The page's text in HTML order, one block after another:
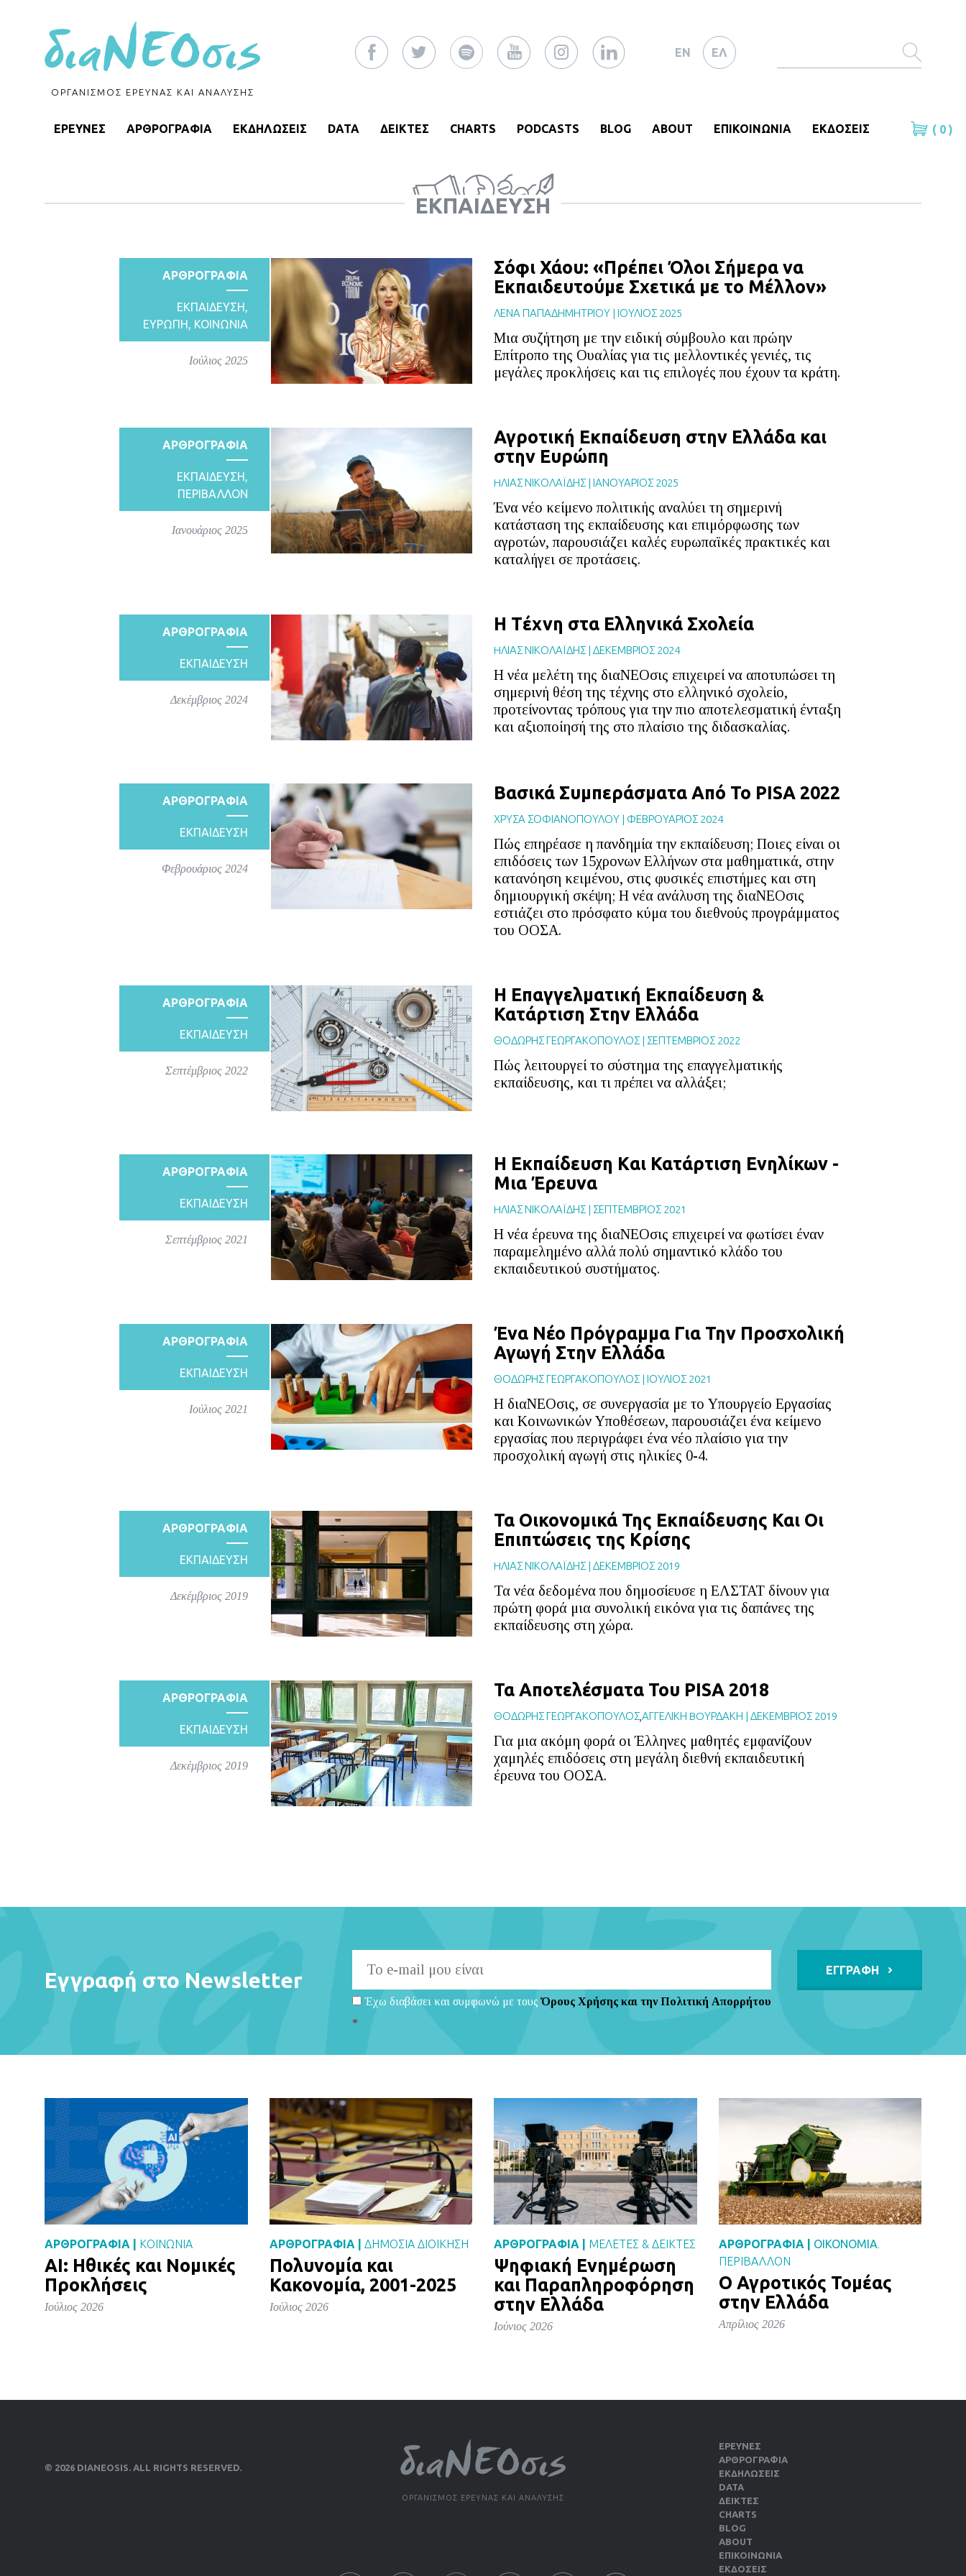
ΟΡΓΑΝΙΣΜΟΣ ΕΡΕΥΝΑΣ ΚΑΙ ΑΝΑΛΥΣΗΣ
EN ΕΛ
ΕΡΕΥΝΕΣ ΑΡΘΡΟΓΡΑΦΙΑ ΕΚΔΗΛΩΣΕΙΣ DATA ΔΕΙΚΤΕΣ CHARTS PODCASTS BLOG ABOUT ΕΠΙΚΟΙΝΩΝΙΑ ΕΚΔΟΣΕΙΣ ( 0 )
ΕΚΠΑΊΔΕΥΣΗ
ΑΡΘΡΟΓΡΑΦΙΑ
ΕΚΠΑΙΔΕΥΣΗ,
ΕΥΡΩΠΗ, ΚΟΙΝΩΝΙΑ
Ιούλιος 2025
Σόφι Χάου: «Πρέπει Όλοι Σήμερα να
Εκπαιδευτούμε Σχετικά με το Μέλλον»
ΛΕΝΑ ΠΑΠΑΔΗΜΗΤΡΙΟΥ | ΙΟΥΛΙΟΣ 2025
Μια συζήτηση με την ειδική σύμβουλο και πρώην
Επίτροπο της Ουαλίας για τις μελλοντικές γενιές, τις
μεγάλες προκλήσεις και τις επιλογές που έχουν τα κράτη.
ΑΡΘΡΟΓΡΑΦΙΑ
ΕΚΠΑΙΔΕΥΣΗ,
ΠΕΡΙΒΑΛΛΟΝ
Ιανουάριος 2025
Αγροτική Εκπαίδευση στην Ελλάδα και
στην Ευρώπη
HΛΙΑΣ ΝΙΚΟΛΑΪΔΗΣ | ΙΑΝΟΥΑΡΙΟΣ 2025
Ένα νέο κείμενο πολιτικής αναλύει τη σημερινή
κατάσταση της εκπαίδευσης και επιμόρφωσης των
αγροτών, παρουσιάζει καλές ευρωπαϊκές πρακτικές και
καταλήγει σε προτάσεις.
ΑΡΘΡΟΓΡΑΦΙΑ
ΕΚΠΑΙΔΕΥΣΗ
Δεκέμβριος 2024
Η Tέχνη στα Ελληνικά Σχολεία
HΛΙΑΣ ΝΙΚΟΛΑΪΔΗΣ | ΔΕΚΕΜΒΡΙΟΣ 2024
Η νέα μελέτη της διαΝΕΟσις επιχειρεί να αποτυπώσει τη
σημερινή θέση της τέχνης στο ελληνικό σχολείο,
προτείνοντας τρόπους για την πιο αποτελεσματική ένταξη
και αξιοποίησή της στο πλαίσιο της διδασκαλίας.
ΑΡΘΡΟΓΡΑΦΙΑ
ΕΚΠΑΙΔΕΥΣΗ
Φεβρουάριος 2024
Βασικά Συμπεράσματα Από Το PISA 2022
ΧΡΥΣΑ ΣΟΦΙΑΝΟΠΟΥΛΟΥ | ΦΕΒΡΟΥΑΡΙΟΣ 2024
Πώς επηρέασε η πανδημία την εκπαίδευση; Ποιες είναι οι
επιδόσεις των 15χρονων Ελλήνων στα μαθηματικά, στην
κατανόηση κειμένου, στις φυσικές επιστήμες και στη
δημιουργική σκέψη; Η νέα ανάλυση της διαΝΕΟσις
εστιάζει στο πρόσφατο κύμα του διεθνούς προγράμματος
του ΟΟΣΑ.
ΑΡΘΡΟΓΡΑΦΙΑ
ΕΚΠΑΙΔΕΥΣΗ
Σεπτέμβριος 2022
Η Επαγγελματική Εκπαίδευση &
Κατάρτιση Στην Ελλάδα
ΘΟΔΩΡΗΣ ΓΕΩΡΓΑΚΟΠΟΥΛΟΣ | ΣΕΠΤΕΜΒΡΙΟΣ 2022
Πώς λειτουργεί το σύστημα της επαγγελματικής
εκπαίδευσης, και τι πρέπει να αλλάξει;
ΑΡΘΡΟΓΡΑΦΙΑ
ΕΚΠΑΙΔΕΥΣΗ
Σεπτέμβριος 2021
Η Εκπαίδευση Kαι Κατάρτιση Ενηλίκων -
Μια Έρευνα
HΛΙΑΣ ΝΙΚΟΛΑΪΔΗΣ | ΣΕΠΤΕΜΒΡΙΟΣ 2021
Η νέα έρευνα της διαΝΕΟσις επιχειρεί να φωτίσει έναν
παραμελημένο αλλά πολύ σημαντικό κλάδο του
εκπαιδευτικού συστήματος.
ΑΡΘΡΟΓΡΑΦΙΑ
ΕΚΠΑΙΔΕΥΣΗ
Ιούλιος 2021
Ένα Νέο Πρόγραμμα Για Την Προσχολική
Αγωγή Στην Ελλάδα
ΘΟΔΩΡΗΣ ΓΕΩΡΓΑΚΟΠΟΥΛΟΣ | ΙΟΥΛΙΟΣ 2021
Η διαΝΕΟσις, σε συνεργασία με το Υπουργείο Εργασίας
και Κοινωνικών Υποθέσεων, παρουσιάζει ένα κείμενο
εργασίας που περιγράφει ένα νέο πλαίσιο για την
προσχολική αγωγή στις ηλικίες 0-4.
ΑΡΘΡΟΓΡΑΦΙΑ
ΕΚΠΑΙΔΕΥΣΗ
Δεκέμβριος 2019
Τα Οικονομικά Της Εκπαίδευσης Και Οι
Επιπτώσεις της Κρίσης
HΛΙΑΣ ΝΙΚΟΛΑΪΔΗΣ | ΔΕΚΕΜΒΡΙΟΣ 2019
Τα νέα δεδομένα που δημοσίευσε η ΕΛΣΤΑΤ δίνουν για
πρώτη φορά μια συνολική εικόνα για τις δαπάνες της
εκπαίδευσης στη χώρα.
ΑΡΘΡΟΓΡΑΦΙΑ
ΕΚΠΑΙΔΕΥΣΗ
Δεκέμβριος 2019
Τα Αποτελέσματα Του PISA 2018
ΘΟΔΩΡΗΣ ΓΕΩΡΓΑΚΟΠΟΥΛΟΣΑΓΓΕΛΙΚΗ BOΥΡΔΑΚΗ | ΔΕΚΕΜΒΡΙΟΣ 2019
Για μια ακόμη φορά οι Έλληνες μαθητές εμφανίζουν
χαμηλές επιδόσεις στη μεγάλη διεθνή εκπαιδευτική
έρευνα του ΟΟΣΑ.
Εγγραφή στο Newsletter
Έχω διαβάσει και συμφωνώ με τουςΌρους Χρήσης και την Πολιτική Απορρήτου
*
ΑΡΘΡΟΓΡΑΦΙΑ | ΚΟΙΝΩΝΙΑ
AI: Ηθικές και Νομικές
Προκλήσεις
Ιούλιος 2026
ΑΡΘΡΟΓΡΑΦΙΑ | ΔΗΜΌΣΙΑ ΔΙΟΊΚΗΣΗ
Πολυνομία και
Κακονομία, 2001-2025
Ιούλιος 2026
ΑΡΘΡΟΓΡΑΦΙΑ | ΜΕΛΈΤΕΣ & ΔΕΙΚΤΕΣ
Ψηφιακή Ενημέρωση
και Παραπληροφόρηση
στην Ελλάδα
Ιούνιος 2026
ΑΡΘΡΟΓΡΑΦΙΑ | ΟΙΚΟΝΟΜΙΑ,
ΠΕΡΙΒΑΛΛΟΝ
Ο Αγροτικός Τομέας
στην Ελλάδα
Απρίλιος 2026
© 2026 DIANEOSIS. ALL RIGHTS RESERVED.
ΟΡΓΑΝΙΣΜΟΣ ΕΡΕΥΝΑΣ ΚΑΙ ΑΝΑΛΥΣΗΣ
ΕΡΕΥΝΕΣ
ΑΡΘΡΟΓΡΑΦΙΑ
ΕΚΔΗΛΏΣΕΙΣ
DATA
ΔΕΊΚΤΕΣ
CHARTS
BLOG
ABOUT
ΕΠΙΚΟΙΝΩΝΙΑ
ΕΚΔΌΣΕΙΣ